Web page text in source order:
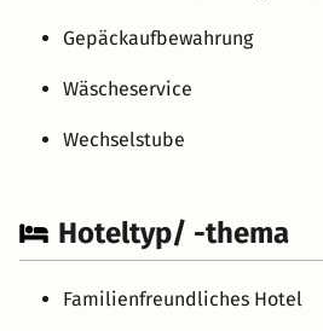
Gepäckaufbewahrung
Wäscheservice
Wechselstube
Hoteltyp/ -thema
Familienfreundliches Hotel